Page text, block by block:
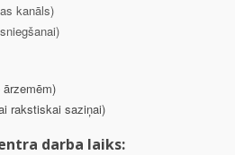
kanāls)
rakstiskai saziņai)
darba laiks: